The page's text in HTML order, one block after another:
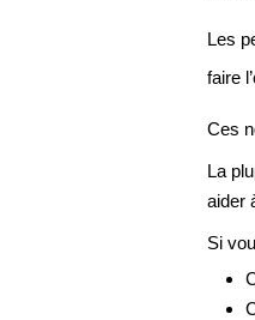
Les
faire
Ces
La
aider
Si